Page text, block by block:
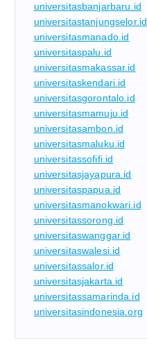
universitasbanjarbaru.id
universitastanjungselor.id
universitasmanado.id
universitaspalu.id
universitasmakassar.id
universitaskendari.id
universitasgorontalo.id
universitasmamuju.id
universitasambon.id
universitasmaluku.id
universitassofifi.id
universitasjayapura.id
universitaspapua.id
universitasmanokwari.id
universitassorong.id
universitaswanggar.id
universitaswalesi.id
universitassalor.id
universitasjakarta.id
universitassamarinda.id
universitasindonesia.org